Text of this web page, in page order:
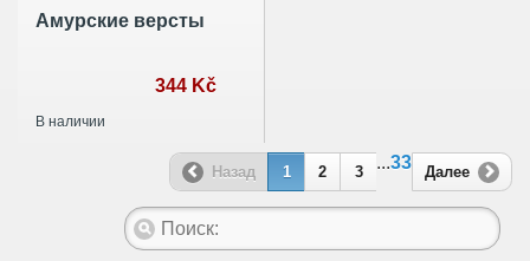
Амурские версты
344 Kč
В наличии
Назад 1 2 3
...33
Далее